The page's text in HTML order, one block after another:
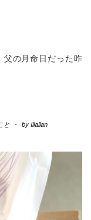
の月命日だった昨
と - by Illallan